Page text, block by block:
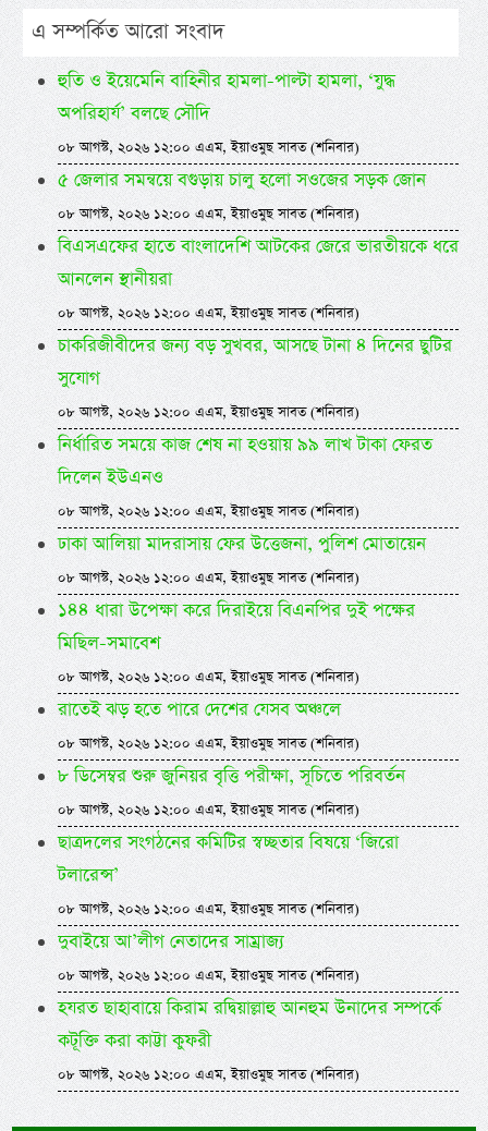
এ সম্পর্কিত আরো সংবাদ
হুতি ও ইয়েমেনি বাহিনীর হামলা-পাল্টা হামলা, ‘যুদ্ধ
অপরিহার্য’ বলছে সৌদি
০৮ আগস্ট, ২০২৬ ১২:০০ এএম, ইয়াওমুছ সাবত (শনিবার)
৫ জেলার সমন্বয়ে বগুড়ায় চালু হলো সওজের সড়ক জোন
০৮ আগস্ট, ২০২৬ ১২:০০ এএম, ইয়াওমুছ সাবত (শনিবার)
বিএসএফের হাতে বাংলাদেশি আটকের জেরে ভারতীয়কে ধরে
আনলেন স্থানীয়রা
০৮ আগস্ট, ২০২৬ ১২:০০ এএম, ইয়াওমুছ সাবত (শনিবার)
চাকরিজীবীদের জন্য বড় সুখবর, আসছে টানা ৪ দিনের ছুটির
সুযোগ
০৮ আগস্ট, ২০২৬ ১২:০০ এএম, ইয়াওমুছ সাবত (শনিবার)
নির্ধারিত সময়ে কাজ শেষ না হওয়ায় ৯৯ লাখ টাকা ফেরত
দিলেন ইউএনও
০৮ আগস্ট, ২০২৬ ১২:০০ এএম, ইয়াওমুছ সাবত (শনিবার)
ঢাকা আলিয়া মাদরাসায় ফের উত্তেজনা, পুলিশ মোতায়েন
০৮ আগস্ট, ২০২৬ ১২:০০ এএম, ইয়াওমুছ সাবত (শনিবার)
১৪৪ ধারা উপেক্ষা করে দিরাইয়ে বিএনপির দুই পক্ষের
মিছিল-সমাবেশ
০৮ আগস্ট, ২০২৬ ১২:০০ এএম, ইয়াওমুছ সাবত (শনিবার)
রাতেই ঝড় হতে পারে দেশের যেসব অঞ্চলে
০৮ আগস্ট, ২০২৬ ১২:০০ এএম, ইয়াওমুছ সাবত (শনিবার)
৮ ডিসেম্বর শুরু জুনিয়র বৃত্তি পরীক্ষা, সূচিতে পরিবর্তন
০৮ আগস্ট, ২০২৬ ১২:০০ এএম, ইয়াওমুছ সাবত (শনিবার)
ছাত্রদলের সংগঠনের কমিটির স্বচ্ছতার বিষয়ে ‘জিরো
টলারেন্স’
০৮ আগস্ট, ২০২৬ ১২:০০ এএম, ইয়াওমুছ সাবত (শনিবার)
দুবাইয়ে আ’লীগ নেতাদের সাম্রাজ্য
০৮ আগস্ট, ২০২৬ ১২:০০ এএম, ইয়াওমুছ সাবত (শনিবার)
হযরত ছাহাবায়ে কিরাম রদ্বিয়াল্লাহু আনহুম উনাদের সম্পর্কে
কটূক্তি করা কাট্টা কুফরী
০৮ আগস্ট, ২০২৬ ১২:০০ এএম, ইয়াওমুছ সাবত (শনিবার)